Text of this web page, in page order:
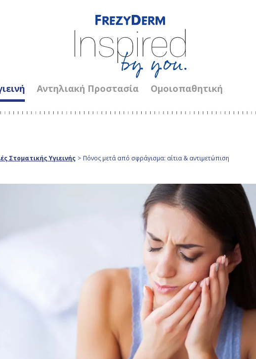
Αντηλιακή Προστασία Ομοιοπαθητική
Στοματικής Υγιεινής > Πόνος μετά από σφράγισμα: αίτια & αντιμετώπιση